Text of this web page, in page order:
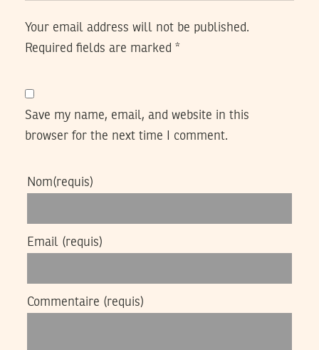
Your email address will not be published.
Required fields are marked *
Save my name, email, and website in this
browser for the next time I comment.
Nom(requis)
Email (requis)
Commentaire (requis)